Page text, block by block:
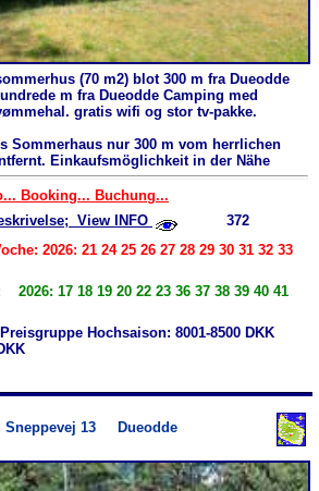
(70 m2) blot 300 m fra Dueodde
m fra Dueodde Camping med
gratis wifi og stor tv-pakke.
Sommerhaus nur 300 m vom herrlichen
Einkaufsmöglichkeit in der Nähe
Booking... Buchung...
View INFO
372
2026: 21 24 25 26 27 28 29 30 31 32 33
17 18 19 20 22 23 36 37 38 39 40 41
Hochsaison: 8001-8500 DKK
Sneppevej 13 Dueodde